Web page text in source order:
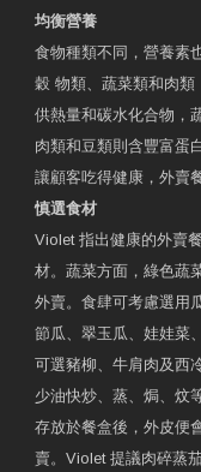
均衡營養
食物種類不同，營養素
穀 物類、蔬菜類和肉類
供熱量和碳水化合物，
肉類和豆類則含豐富蛋
讓顧客吃得健康，外賣
慎選食材
Violet 指出健康的外賣
材。蔬菜方面，綠色蔬
外賣。食肆可考慮選用
節瓜、翠玉瓜、娃娃菜
可選豬柳、牛肩肉及西
少油快炒、蒸、焗、炆
存放於餐盒後，外皮便
賣。Violet 提議肉碎蒸